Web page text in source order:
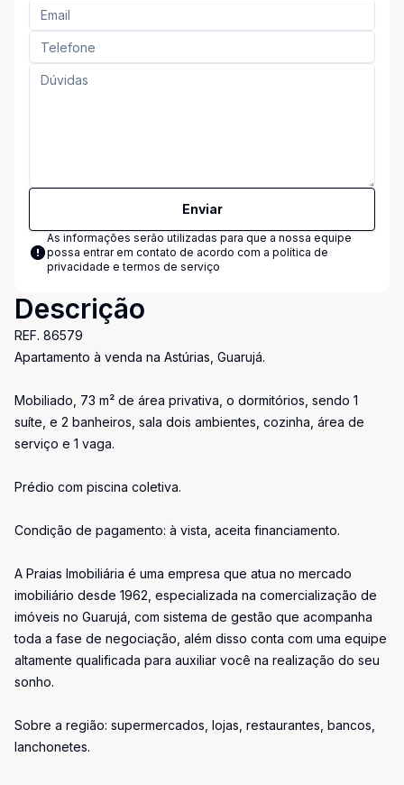
Enviar
As informações serão utilizadas para que a nossa equipe
possa entrar em contato de acordo com a política de
privacidade e termos de serviço
Descrição
REF. 86579
Apartamento à venda na Astúrias, Guarujá.
Mobiliado, 73 m² de área privativa, o dormitórios, sendo 1
suíte, e 2 banheiros, sala dois ambientes, cozinha, área de
serviço e 1 vaga.
Prédio com piscina coletiva.
Condição de pagamento: à vista, aceita financiamento.
A Praias Imobiliária é uma empresa que atua no mercado
imobiliário desde 1962, especializada na comercialização de
imóveis no Guarujá, com sistema de gestão que acompanha
toda a fase de negociação, além disso conta com uma equipe
altamente qualificada para auxiliar você na realização do seu
sonho.
Sobre a região: supermercados, lojas, restaurantes, bancos,
lanchonetes.